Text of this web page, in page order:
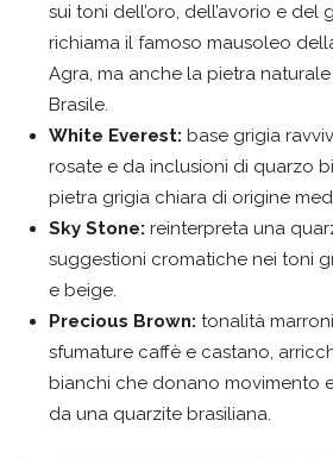
sui toni dell’oro, dell’avorio e del
richiama il famoso mausoleo
Agra, ma anche la pietra
Brasile.
White Everest: base grigia
rosate e da inclusioni di quarzo
pietra grigia chiara di origine
Sky Stone: reinterpreta una
suggestioni cromatiche nei toni
e beige.
Precious Brown: tonalità
sfumature caffè e castano,
bianchi che donano movimento
da una quarzite brasiliana.